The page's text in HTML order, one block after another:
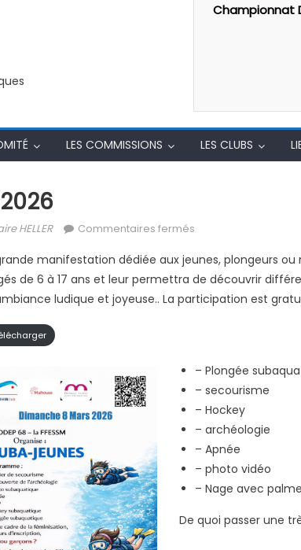
Départemental PSP 68
Inscriptions
LES COMMISSIONS LES CLUBS
HELLER Commentaires fermés
manifestation dédiée aux jeunes, plongeurs ou
de 6 à 17 ans et leur permettra de découvrir
ludique et joyeuse.. La participation est
– Plongée
– secourisme
– Hockey
– archéologie
– Apnée
– photo vidéo
– Nage avec
De quoi passer une